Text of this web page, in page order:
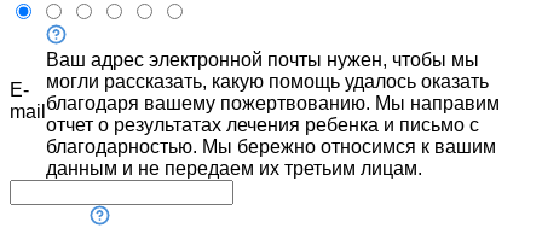
E-
mail
Ваш адрес электронной почты нужен, чтобы мы
могли рассказать, какую помощь удалось оказать
благодаря вашему пожертвованию. Мы направим
отчет о результатах лечения ребенка и письмо с
благодарностью. Мы бережно относимся к вашим
данным и не передаем их третьим лицам.